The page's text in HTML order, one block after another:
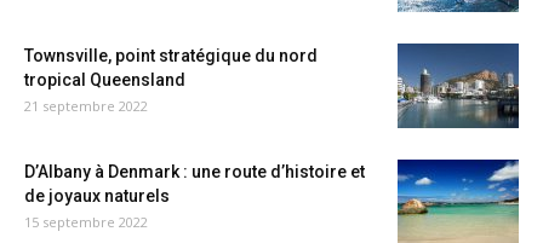
Townsville, point stratégique du nord
tropical Queensland
21 septembre 2022
D’Albany à Denmark : une route d’histoire et
de joyaux naturels
15 septembre 2022